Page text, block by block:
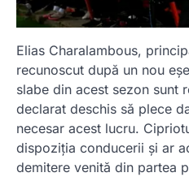
Elias Charalambous,
recunoscut după un nou
slabe din acest sezon sunt
declarat deschis să plece
necesar acest lucru.
dispoziția conducerii și ar
demitere venită din partea